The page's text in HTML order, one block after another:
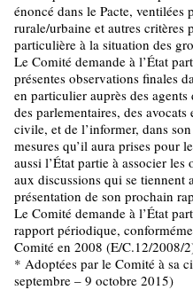
énoncé dans le Pacte, ventilées
rurale/urbaine et autres critères
particulière à la situation des
Le Comité demande à l’État
présentes observations finales
en particulier auprès des
des parlementaires, des
civile, et de l’informer, dans
mesures qu’il aura prises pour
aussi l’État partie à associer
aux discussions qui se tiennent
présentation de son prochain
Le Comité demande à l’État
rapport périodique,
Comité en 2008 (E/C.12/2008/
* Adoptées par le Comité à sa
septembre – 9 octobre 2015)